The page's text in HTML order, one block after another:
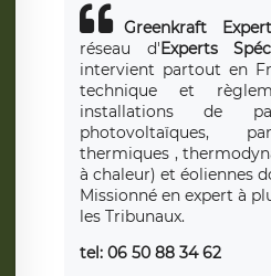
Greenkraft
réseau d'Experts
intervient partout en
technique et
installations de
photovoltaïques,
thermiques ,
à chaleur) et éoliennes
Missionné en expert à
les Tribunaux.
tel: 06 50 88 34 62